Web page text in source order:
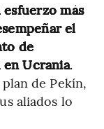
más
el
de
Ucrania.
de Pekín,
aliados lo